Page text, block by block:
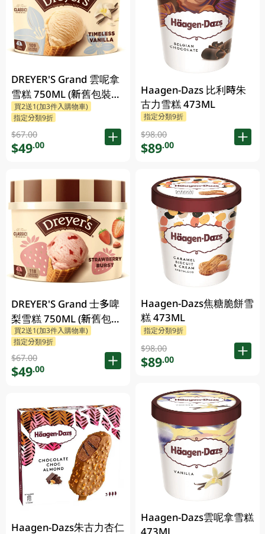
DREYER'S Grand 雲呢拿
雪糕 750ML (新舊包裝隨
機發貨)
買2送1(加3件入購物車)
指定分類9折
$67.00
$49.00
DREYER'S Grand 士多啤
梨雪糕 750ML (新舊包裝
隨機發貨)
買2送1(加3件入購物車)
指定分類9折
$67.00
$49.00
Haagen-Dazs朱古力杏仁
Haagen-Dazs 比利時朱
古力雪糕 473ML
指定分類9折
$98.00
$89.00
Haagen-Dazs焦糖脆餅雪
糕 473ML
指定分類9折
$98.00
$89.00
Haagen-Dazs雲呢拿雪糕